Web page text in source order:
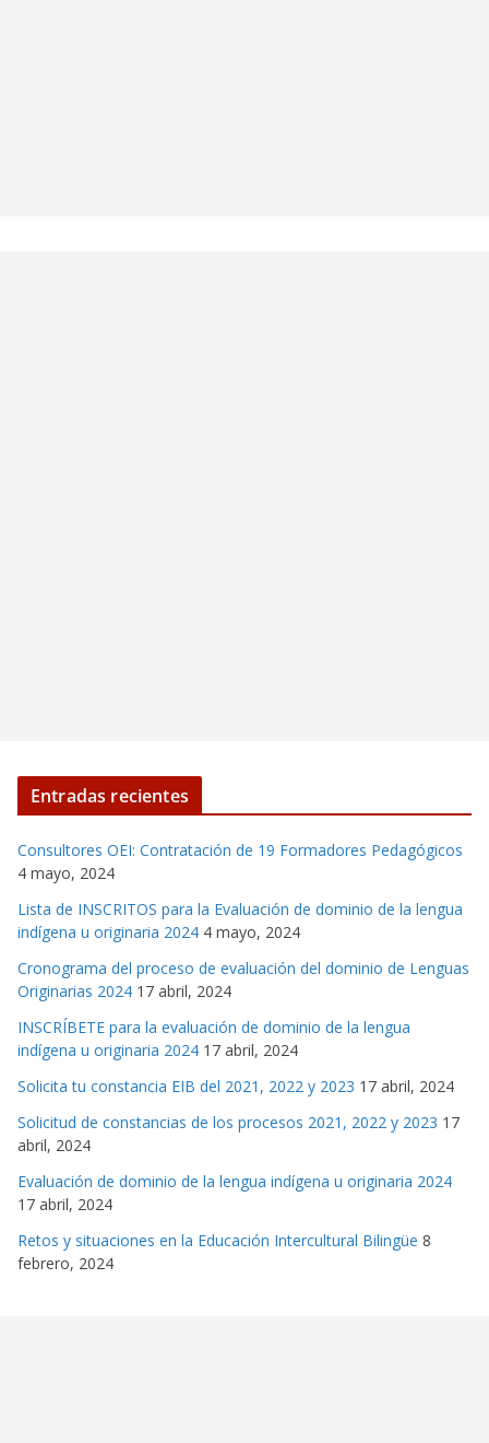
Entradas recientes
Consultores OEI: Contratación de 19 Formadores Pedagógicos
4 mayo, 2024
Lista de INSCRITOS para la Evaluación de dominio de la lengua
indígena u originaria 2024 4 mayo, 2024
Cronograma del proceso de evaluación del dominio de Lenguas
Originarias 2024 17 abril, 2024
INSCRÍBETE para la evaluación de dominio de la lengua
indígena u originaria 2024 17 abril, 2024
Solicita tu constancia EIB del 2021, 2022 y 2023 17 abril, 2024
Solicitud de constancias de los procesos 2021, 2022 y 2023 17
abril, 2024
Evaluación de dominio de la lengua indígena u originaria 2024
17 abril, 2024
Retos y situaciones en la Educación Intercultural Bilingüe 8
febrero, 2024